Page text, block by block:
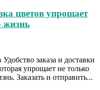
цветов упрощает
жизнь
заказа и доставки
упрощает не только
Заказать и отправить...